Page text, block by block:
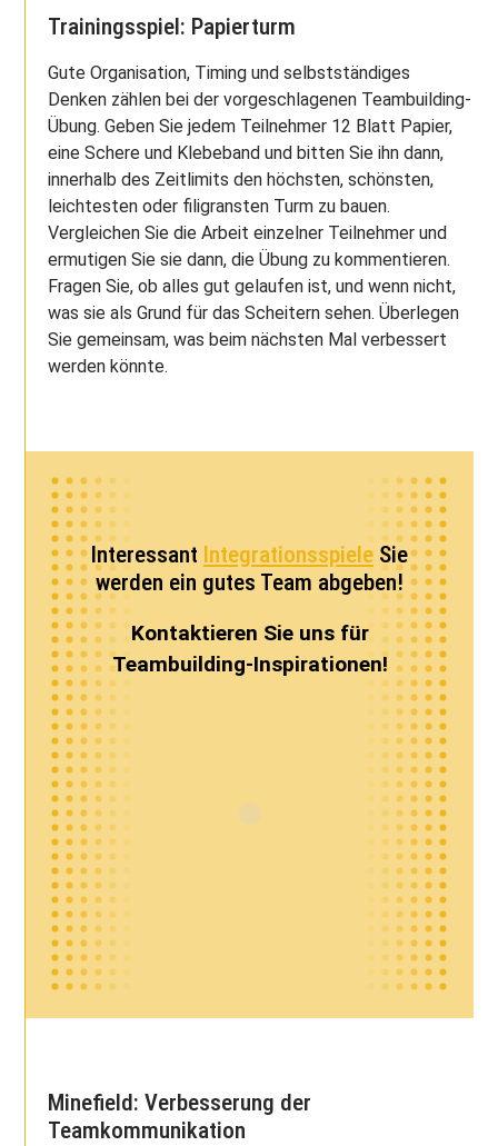
Trainingsspiel: Papierturm
Gute Organisation, Timing und selbstständiges
Denken zählen bei der vorgeschlagenen Teambuilding-
Übung. Geben Sie jedem Teilnehmer 12 Blatt Papier,
eine Schere und Klebeband und bitten Sie ihn dann,
innerhalb des Zeitlimits den höchsten, schönsten,
leichtesten oder filigransten Turm zu bauen.
Vergleichen Sie die Arbeit einzelner Teilnehmer und
ermutigen Sie sie dann, die Übung zu kommentieren.
Fragen Sie, ob alles gut gelaufen ist, und wenn nicht,
was sie als Grund für das Scheitern sehen. Überlegen
Sie gemeinsam, was beim nächsten Mal verbessert
werden könnte.
Interessant Integrationsspiele Sie
werden ein gutes Team abgeben!
Kontaktieren Sie uns für
Teambuilding-Inspirationen!
Minefield: Verbesserung der
Teamkommunikation